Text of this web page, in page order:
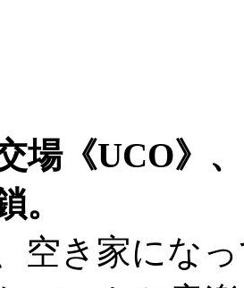
場《UCO》
。
空き家にな